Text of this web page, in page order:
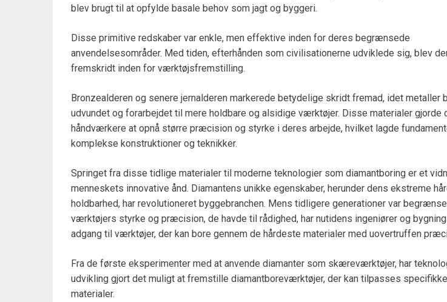
blev brugt til at opfylde basale behov som jagt og byggeri.
Disse primitive redskaber var enkle, men effektive inden for deres begrænsede
anvendelsesområder. Med tiden, efterhånden som civilisationerne udviklede sig, blev
fremskridt inden for værktøjsfremstilling.
Bronzealderen og senere jernalderen markerede betydelige skridt fremad, idet metaller
udvundet og forarbejdet til mere holdbare og alsidige værktøjer. Disse materialer gjorde
håndværkere at opnå større præcision og styrke i deres arbejde, hvilket lagde
komplekse konstruktioner og teknikker.
Springet fra disse tidlige materialer til moderne teknologier som diamantboring er et
menneskets innovative ånd. Diamantens unikke egenskaber, herunder dens ekstreme
holdbarhed, har revolutioneret byggebranchen. Mens tidligere generationer var
værktøjers styrke og præcision, de havde til rådighed, har nutidens ingeniører og
adgang til værktøjer, der kan bore gennem de hårdeste materialer med uovertruffen
Fra de første eksperimenter med at anvende diamanter som skæreværktøjer, har
udvikling gjort det muligt at fremstille diamantboreværktøjer, der kan tilpasses
materialer.